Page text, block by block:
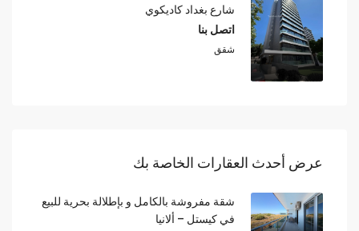
شارع بغداد كاديكوي
اتصل بنا
شقق
عرض أحدث العقارات الخاصة بك
شقة مفروشة بالكامل و بإطلالة بحرية للبيع
في كيستل – ألانيا